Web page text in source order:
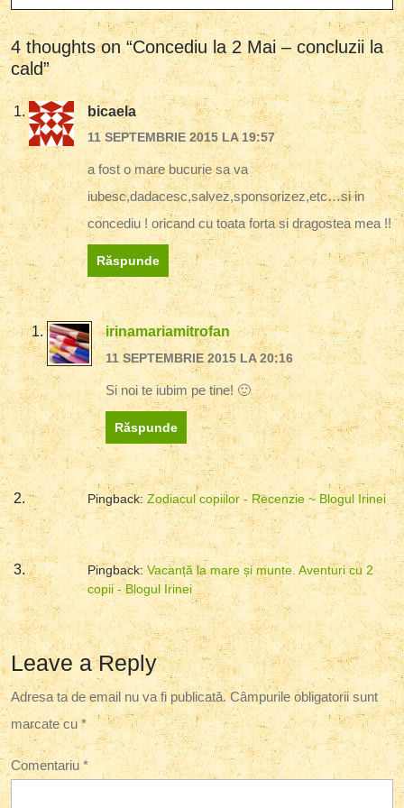
4 thoughts on “Concediu la 2 Mai – concluzii la
cald”
bicaela
11 SEPTEMBRIE 2015 LA 19:57
a fost o mare bucurie sa va
iubesc,dadacesc,salvez,sponsorizez,etc…si in
concediu ! oricand cu toata forta si dragostea mea !!
Răspunde
irinamariamitrofan
11 SEPTEMBRIE 2015 LA 20:16
Si noi te iubim pe tine! 🙂
Răspunde
Pingback: Zodiacul copiilor - Recenzie ~ Blogul Irinei
Pingback:Vacanță la mare și munte. Aventuri cu 2
copii - Blogul Irinei
Leave a Reply
Adresa ta de email nu va fi publicată. Câmpurile obligatorii sunt
marcate cu *
Comentariu *